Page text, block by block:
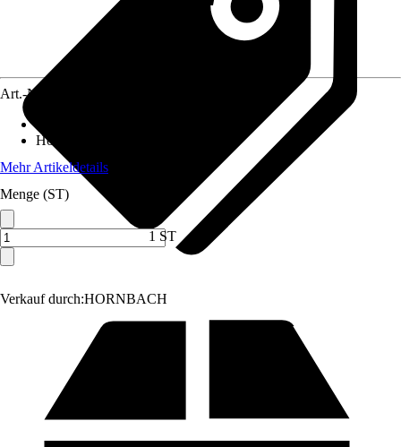
Verkauf durch:HORNBACH
Art.-Nr.
Höhe
Mehr Artikeldetails
Menge (ST)
1 ST